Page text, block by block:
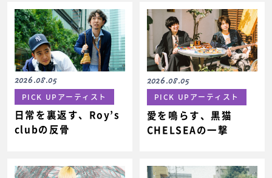
2026.08.05
PICK UPアーティスト
日常を裏返す、Roy’s
clubの反骨
2026.08.05
PICK UPアーティスト
愛を鳴らす、黒猫
CHELSEAの一撃